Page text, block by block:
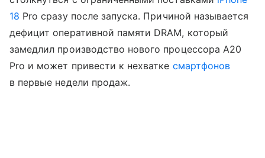
18 Pro сразу после запуска. Причиной называется
дефицит оперативной памяти DRAM, который
замедлил производство нового процессора A20
Pro и может привести к нехватке смартфонов
в первые недели продаж.